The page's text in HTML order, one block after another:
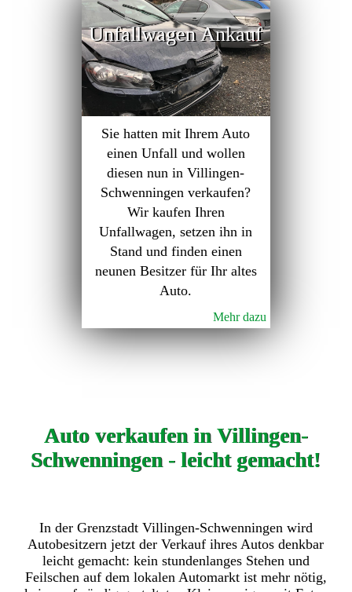
Unfallwagen Ankauf
Sie hatten mit Ihrem Auto
einen Unfall und wollen
diesen nun in Villingen-
Schwenningen verkaufen?
Wir kaufen Ihren
Unfallwagen, setzen ihn in
Stand und finden einen
neunen Besitzer für Ihr altes
Auto.
Mehr dazu
Auto verkaufen in Villingen-
Schwenningen - leicht gemacht!
In der Grenzstadt Villingen-Schwenningen wird
Autobesitzern jetzt der Verkauf ihres Autos denkbar
leicht gemacht: kein stundenlanges Stehen und
Feilschen auf dem lokalen Automarkt ist mehr nötig,